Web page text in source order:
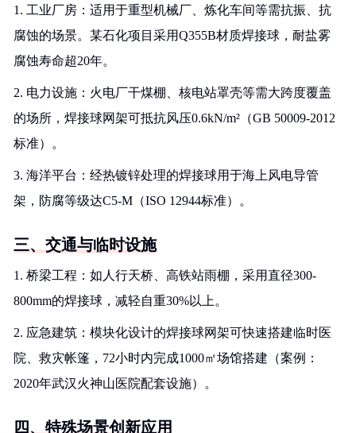
1. 工业厂房：适用于重型机械厂、炼化车间等需抗振、抗
腐蚀的场景。某石化项目采用Q355B材质焊接球，耐盐雾
腐蚀寿命超20年。
2. 电力设施：火电厂干煤棚、核电站罩壳等需大跨度覆盖
的场所，焊接球网架可抵抗风压0.6kN/m²（GB 50009-2012
标准）。
3. 海洋平台：经热镀锌处理的焊接球用于海上风电导管
架，防腐等级达C5-M（ISO 12944标准）。
三、交通与临时设施
1. 桥梁工程：如人行天桥、高铁站雨棚，采用直径300-
800mm的焊接球，减轻自重30%以上。
2. 应急建筑：模块化设计的焊接球网架可快速搭建临时医
院、救灾帐篷，72小时内完成1000㎡场馆搭建（案例：
2020年武汉火神山医院配套设施）。
四、特殊场景创新应用